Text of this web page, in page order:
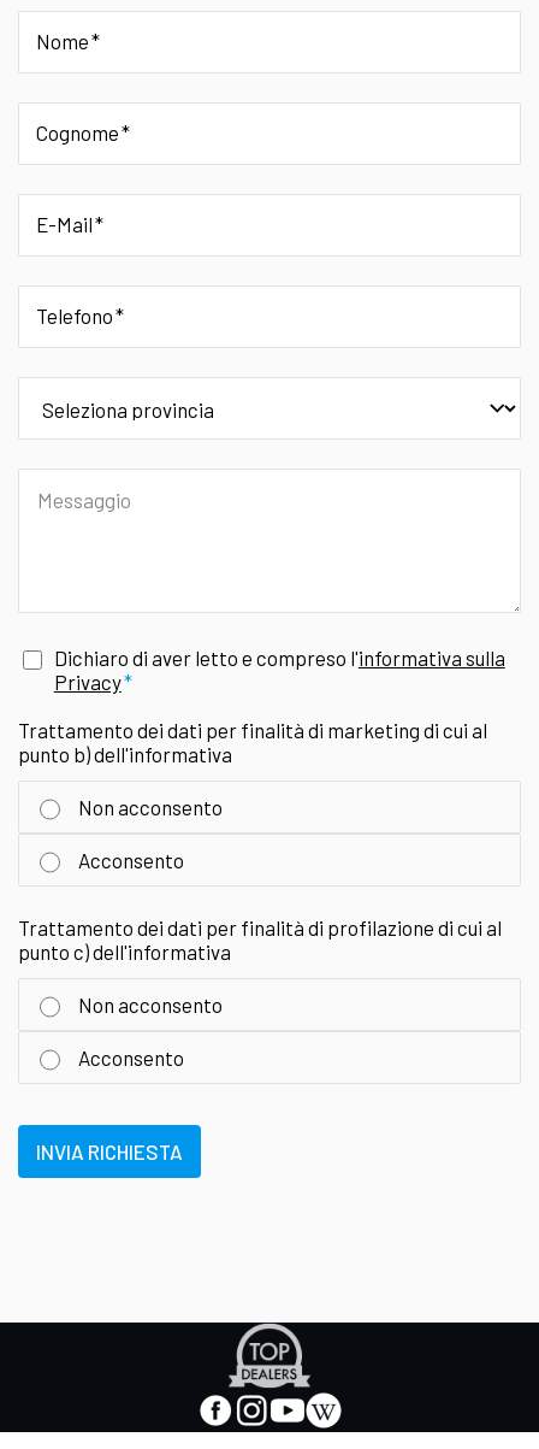
Nome
Cognome
E-Mail
Telefono
Messaggio
Dichiaro di aver letto e compreso l'informativa sulla
Privacy
Trattamento dei dati per finalità di marketing di cui al
punto b) dell'informativa
Non acconsento
Acconsento
Trattamento dei dati per finalità di profilazione di cui al
punto c) dell'informativa
Non acconsento
Acconsento
INVIA RICHIESTA
scheda
facebook
-
instagram
-
youtube
-
wikipedia
-